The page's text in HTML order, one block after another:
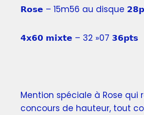
𝗥𝗼𝘀𝗲 – 15m56 au disque
𝟰𝘅𝟲𝟬 𝗺𝗶𝘅𝘁𝗲 – 32 »07 𝟯𝟲𝗽𝘁𝘀
Mention spéciale à Rose qui
concours de hauteur, tout